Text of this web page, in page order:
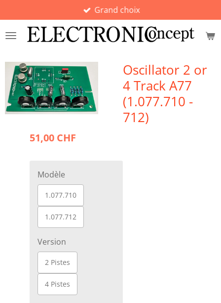
au
contenu
Grand choix
Oscillator 2 or
4 Track A77
(1.077.710 -
712)
51,00 CHF
Modèle
1.077.710
1.077.712
Version
2 Pistes
4 Pistes